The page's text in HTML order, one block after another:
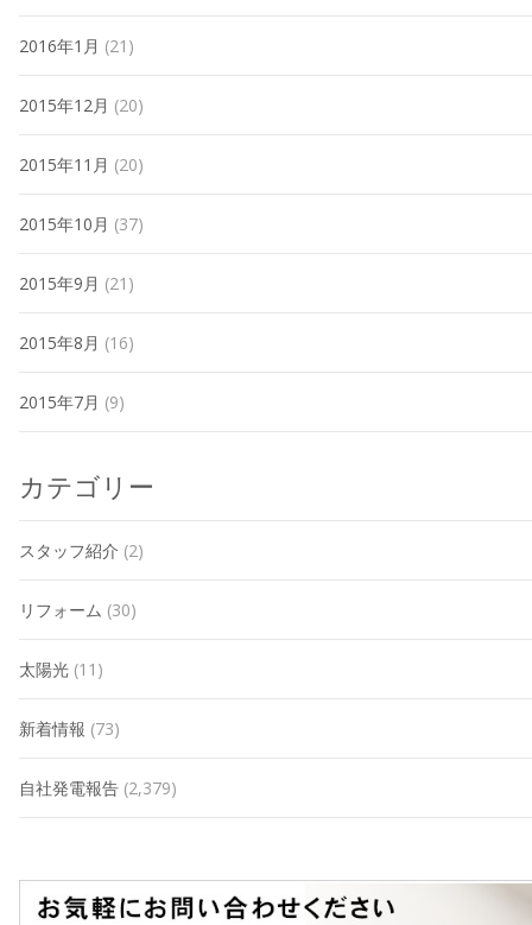
2016年1月 (21)
2015年12月 (20)
2015年11月 (20)
2015年10月 (37)
2015年9月 (21)
2015年8月 (16)
2015年7月 (9)
カテゴリー
スタッフ紹介 (2)
リフォーム (30)
太陽光 (11)
新着情報 (73)
自社発電報告 (2,379)